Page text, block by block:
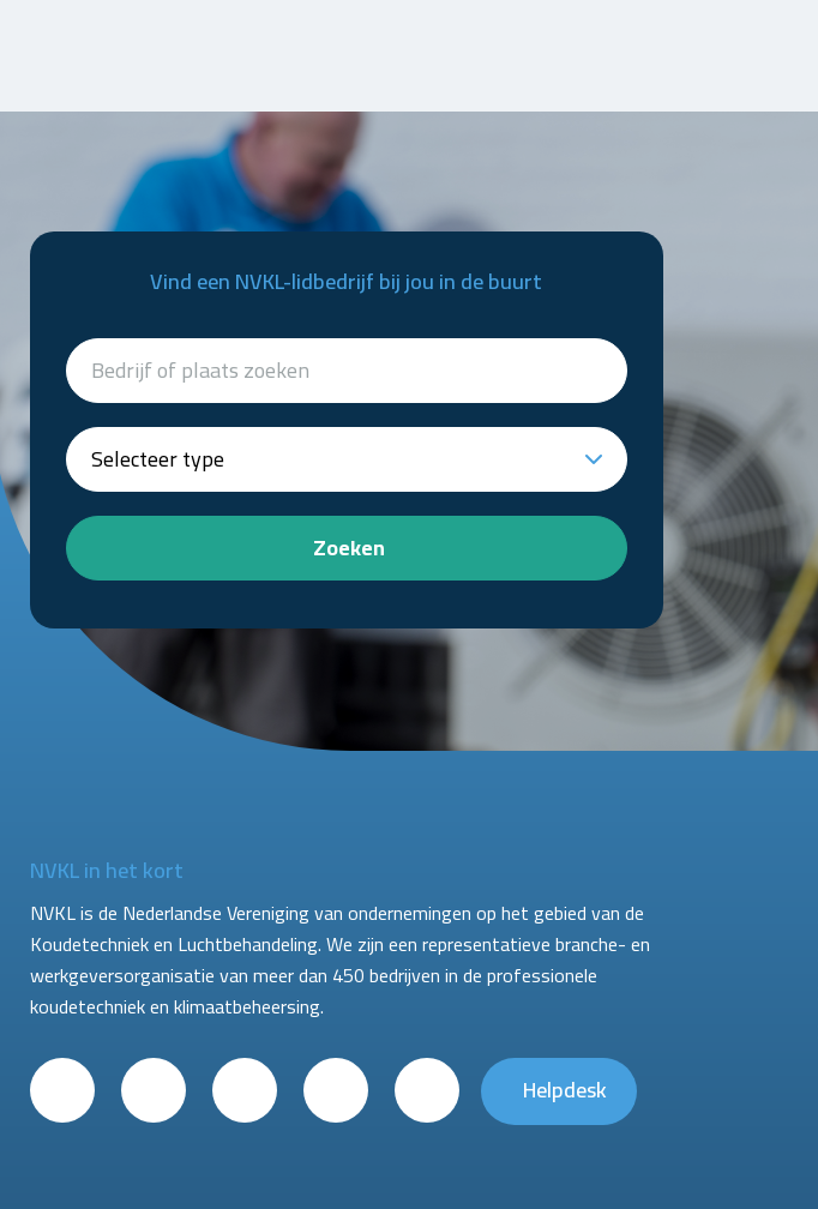
Vind een NVKL-lidbedrijf bij jou in de buurt
Zoeken
NVKL in het kort
NVKL is de Nederlandse Vereniging van ondernemingen op het gebied van de
Koudetechniek en Luchtbehandeling. We zijn een representatieve branche- en
werkgeversorganisatie van meer dan 450 bedrijven in de professionele
koudetechniek en klimaatbeheersing.
Helpdesk